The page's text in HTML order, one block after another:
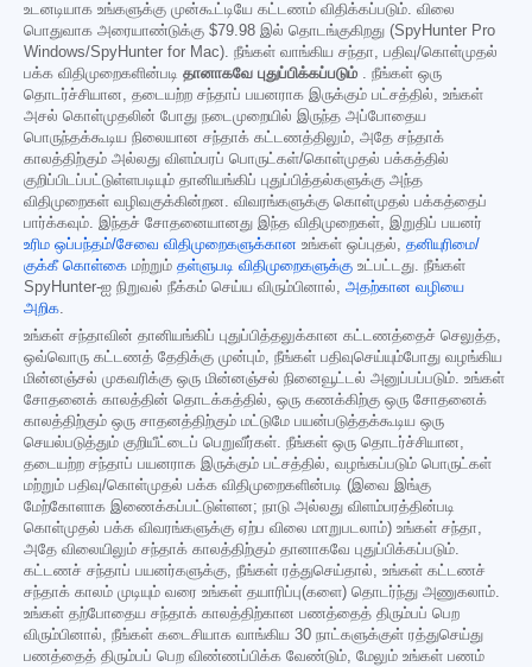
உடனடியாக உங்களுக்கு முன்கூட்டியே கட்டணம் விதிக்கப்படும். விலை
பொதுவாக அரையாண்டுக்கு $79.98 இல் தொடங்குகிறது (SpyHunter Pro
Windows/SpyHunter for Mac). நீங்கள் வாங்கிய சந்தா, பதிவு/கொள்முதல்
பக்க விதிமுறைகளின்படி தானாகவே புதுப்பிக்கப்படும் . நீங்கள் ஒரு
தொடர்ச்சியான, தடையற்ற சந்தாப் பயனராக இருக்கும் பட்சத்தில், உங்கள்
அசல் கொள்முதலின் போது நடைமுறையில் இருந்த அப்போதைய
பொருந்தக்கூடிய நிலையான சந்தாக் கட்டணத்திலும், அதே சந்தாக்
காலத்திற்கும் அல்லது விளம்பரப் பொருட்கள்/கொள்முதல் பக்கத்தில்
குறிப்பிடப்பட்டுள்ளபடியும் தானியங்கிப் புதுப்பித்தல்களுக்கு அந்த
விதிமுறைகள் வழிவகுக்கின்றன. விவரங்களுக்கு கொள்முதல் பக்கத்தைப்
பார்க்கவும். இந்தச் சோதனையானது இந்த விதிமுறைகள், இறுதிப் பயனர்
உரிம ஒப்பந்தம்/சேவை விதிமுறைகளுக்கான உங்கள் ஒப்புதல், தனியுரிமை/
குக்கீ கொள்கை மற்றும் தள்ளுபடி விதிமுறைகளுக்கு உட்பட்டது. நீங்கள்
SpyHunter-ஐ நிறுவல் நீக்கம் செய்ய விரும்பினால், அதற்கான வழியை
அறிக.
உங்கள் சந்தாவின் தானியங்கிப் புதுப்பித்தலுக்கான கட்டணத்தைச் செலுத்த,
ஒவ்வொரு கட்டணத் தேதிக்கு முன்பும், நீங்கள் பதிவுசெய்யும்போது வழங்கிய
மின்னஞ்சல் முகவரிக்கு ஒரு மின்னஞ்சல் நினைவூட்டல் அனுப்பப்படும். உங்கள்
சோதனைக் காலத்தின் தொடக்கத்தில், ஒரு கணக்கிற்கு ஒரு சோதனைக்
காலத்திற்கும் ஒரு சாதனத்திற்கும் மட்டுமே பயன்படுத்தக்கூடிய ஒரு
செயல்படுத்தும் குறியீட்டைப் பெறுவீர்கள். நீங்கள் ஒரு தொடர்ச்சியான,
தடையற்ற சந்தாப் பயனராக இருக்கும் பட்சத்தில், வழங்கப்படும் பொருட்கள்
மற்றும் பதிவு/கொள்முதல் பக்க விதிமுறைகளின்படி (இவை இங்கு
மேற்கோளாக இணைக்கப்பட்டுள்ளன; நாடு அல்லது விளம்பரத்தின்படி
கொள்முதல் பக்க விவரங்களுக்கு ஏற்ப விலை மாறுபடலாம்) உங்கள் சந்தா,
அதே விலையிலும் சந்தாக் காலத்திற்கும் தானாகவே புதுப்பிக்கப்படும்.
கட்டணச் சந்தாப் பயனர்களுக்கு, நீங்கள் ரத்துசெய்தால், உங்கள் கட்டணச்
சந்தாக் காலம் முடியும் வரை உங்கள் தயாரிப்பு(களை) தொடர்ந்து அணுகலாம்.
உங்கள் தற்போதைய சந்தாக் காலத்திற்கான பணத்தைத் திரும்பப் பெற
விரும்பினால், நீங்கள் கடைசியாக வாங்கிய 30 நாட்களுக்குள் ரத்துசெய்து
பணத்தைத் திரும்பப் பெற விண்ணப்பிக்க வேண்டும், மேலும் உங்கள் பணம்